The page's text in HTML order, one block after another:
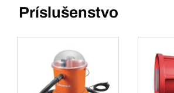
Príslušenstvo